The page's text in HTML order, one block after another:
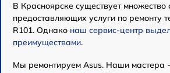
В Красноярске существует множество
предоставляющих услуги по ремонту
R101. Однако наш сервис-центр
преимуществами.
Мы ремонтируем Asus. Наши мастера -